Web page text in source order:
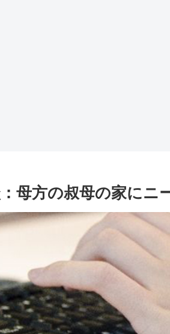
母方の叔母の家にニ